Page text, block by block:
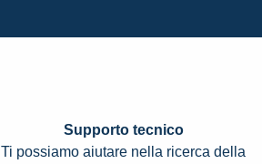
Supporto tecnico
Ti possiamo aiutare nella ricerca della